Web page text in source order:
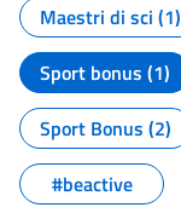
Maestri di sci (1)
Sport bonus (1)
Sport Bonus (2)
#beactive